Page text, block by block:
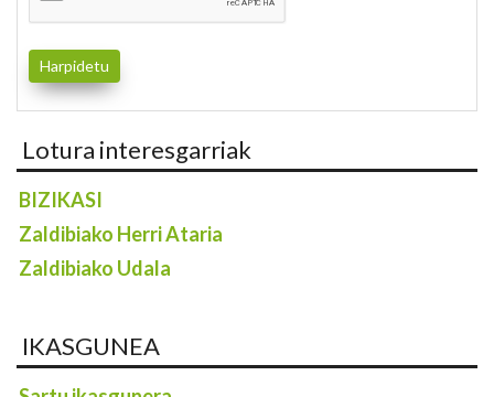
Lotura interesgarriak
BIZIKASI
Zaldibiako Herri Ataria
Zaldibiako Udala
IKASGUNEA